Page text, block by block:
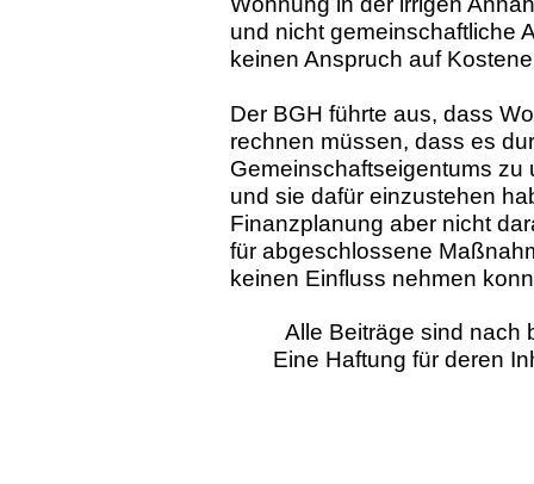
und nicht gemeinschaftliche
keinen Anspruch auf
Der BGH führte aus, dass
rechnen müssen, dass es
Gemeinschaftseigentums
und sie dafür einzustehen
Finanzplanung aber nicht
für abgeschlossene
keinen Einfluss nehmen
Alle Beiträge sind nach
Eine Haftung für deren